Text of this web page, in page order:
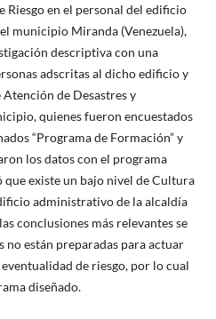
en el personal del edificio
municipio Miranda (Venezuela),
descriptiva con una
adscritas al dicho edificio y
de Desastres y
quienes fueron encuestados
“Programa de Formación” y
los datos con el programa
que existe un bajo nivel de Cultura
administrativo de la alcaldía
conclusiones más relevantes se
no están preparadas para actuar
de riesgo, por lo cual
diseñado.